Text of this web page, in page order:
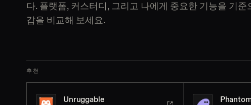
다. 플랫폼, 커스터디, 그리고 나에게 중요한 기능을 기준
갑을 비교해 보세요.
추천
Unruggable